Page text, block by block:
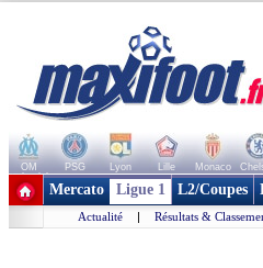
OM PSG Lyon Lille Monaco
+ de clubs
Mercato Ligue 1 L2/Coupes
Actualité | Résultats &